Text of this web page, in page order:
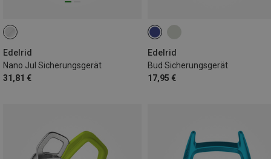
Edelrid
Nano Jul Sicherungsgerät
31,81 €
Edelrid
Bud Sicherungsgerät
17,95 €